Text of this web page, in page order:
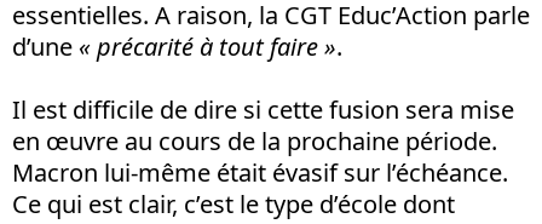
essentielles. A raison, la CGT Educ’Action parle
d’une « précarité à tout faire ».
Il est difficile de dire si cette fusion sera mise
en œuvre au cours de la prochaine période.
Macron lui-même était évasif sur l’échéance.
Ce qui est clair, c’est le type d’école dont